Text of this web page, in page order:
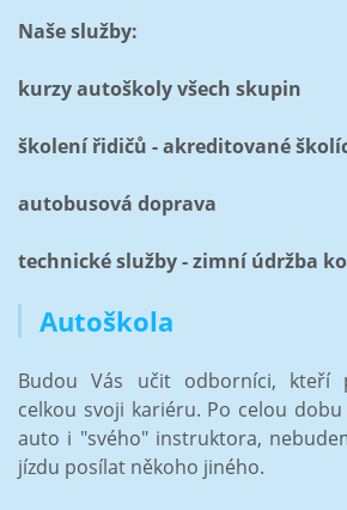
Naše služby:
kurzy autoškoly všech skupin
školení řidičů - akreditované
autobusová doprava
technické služby - zimní údržba
Autoškola
Budou Vás učit odborníci, kteří
celkou svoji kariéru. Po celou
auto i "svého" instruktora,
jízdu posílat někoho jiného.